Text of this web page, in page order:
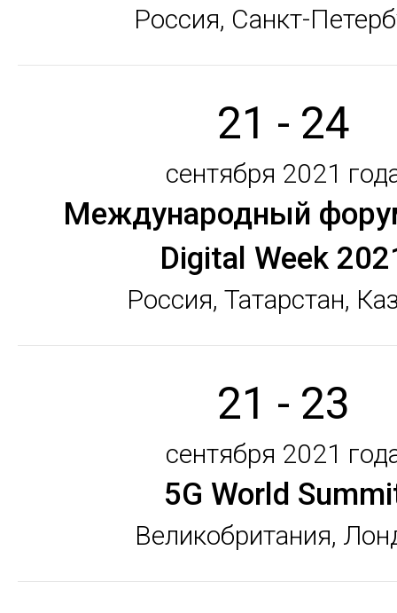
Россия, Санкт-
21 - 24
сентября 2021
Международный
Digital Week
Россия, Татарстан,
21 - 23
сентября 2021
5G World
Великобритания,